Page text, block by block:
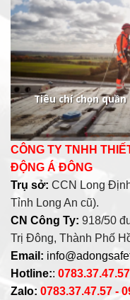
Tiêu chí chọn
CÔNG TY TNHH
ĐỘNG Á ĐÔNG
Trụ sở: CCN Long
Tỉnh Long An cũ).
CN Công Ty: 918/50
Trị Đông, Thành Phố
Email:
Hotline::
Zalo: 0783.37.47.57 -